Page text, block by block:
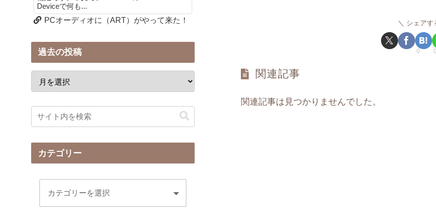
シェアす
0
関連記事
関連記事は見つかりませんでした。
Deviceで何も...
PCオーディオに（ART）がやって来た！
過去の投稿
カテゴリー